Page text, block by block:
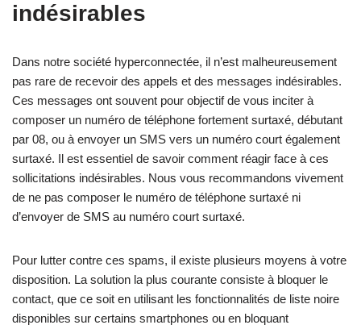
indésirables
Dans notre société hyperconnectée, il n’est malheureusement
pas rare de recevoir des appels et des messages indésirables.
Ces messages ont souvent pour objectif de vous inciter à
composer un numéro de téléphone fortement surtaxé, débutant
par 08, ou à envoyer un SMS vers un numéro court également
surtaxé. Il est essentiel de savoir comment réagir face à ces
sollicitations indésirables. Nous vous recommandons vivement
de ne pas composer le numéro de téléphone surtaxé ni
d’envoyer de SMS au numéro court surtaxé.
Pour lutter contre ces spams, il existe plusieurs moyens à votre
disposition. La solution la plus courante consiste à bloquer le
contact, que ce soit en utilisant les fonctionnalités de liste noire
disponibles sur certains smartphones ou en bloquant